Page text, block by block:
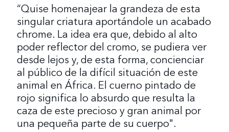
“Quise homenajear la grandeza de esta
singular criatura aportándole un acabado
chrome. La idea era que, debido al alto
poder reflector del cromo, se pudiera ver
desde lejos y, de esta forma, concienciar
al público de la difícil situación de este
animal en África. El cuerno pintado de
rojo significa lo absurdo que resulta la
caza de este precioso y gran animal por
una pequeña parte de su cuerpo".